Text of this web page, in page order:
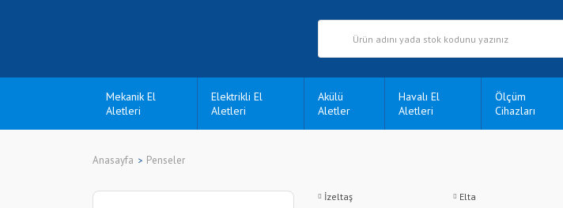
Mekanik El
Aletleri
Elektrikli El
Aletleri
Akülü
Aletler
Havalı El
Aletleri
Ölçüm
Cihazları
Anasayfa Penseler
İzeltaş Elta